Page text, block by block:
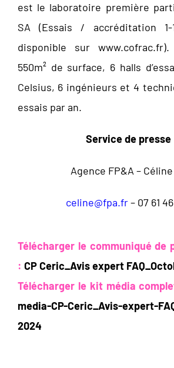
est le laboratoire première
SA (Essais / accréditation 1-
disponible sur
550m² de surface, 6 halls
Celsius, 6 ingénieurs et 4
essais par an.
Service de presse
Agence FP&A – Céline
celine@fpa.fr– 07 61
Télécharger le communiqué de
: CP Ceric_Avis expert
Télécharger le kit média
media-CP-Ceric_Avis-expert-
2024